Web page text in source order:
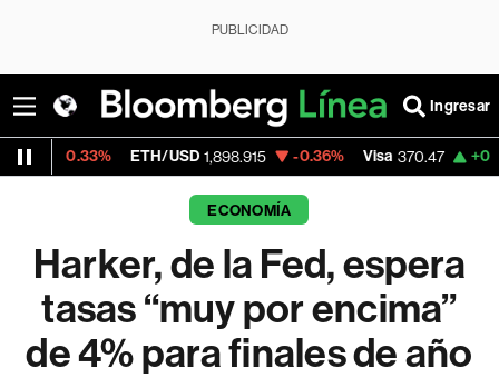
PUBLICIDAD
Ingresar
ETH/USD 1,898.915 -0.36% Visa 370.47 +0.52%
ECONOMÍA
Harker, de la Fed, espera
tasas “muy por encima”
de 4% para finales de año